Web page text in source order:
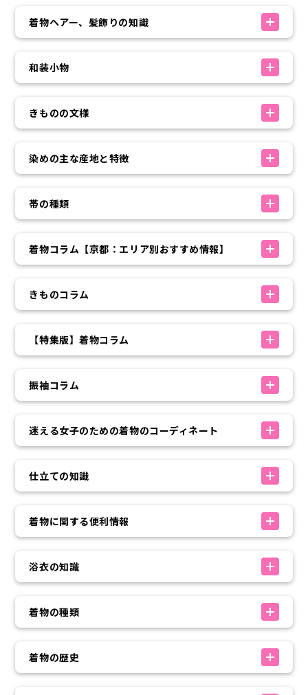
着物ヘアー、髪飾りの知識
和装小物
きものの文様
染めの主な産地と特徴
帯の種類
着物コラム【京都：エリア別おすすめ情報】
きものコラム
【特集版】着物コラム
振袖コラム
迷える女子のための着物のコーディネート
仕立ての知識
着物に関する便利情報
浴衣の知識
着物の種類
着物の歴史